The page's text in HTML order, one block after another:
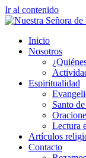
Ir al contenido
Inicio
Nosotros
Espiritualidad
Santo
Lectura
Artículos
Contacto